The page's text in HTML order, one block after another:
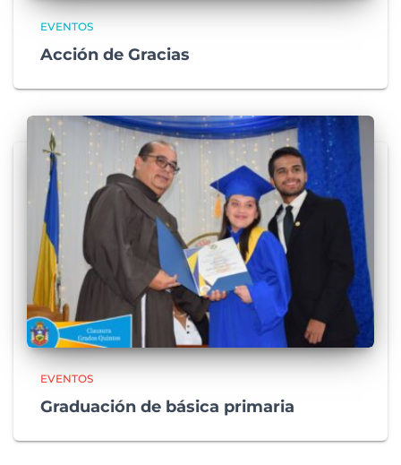
EVENTOS
Acción de Gracias
EVENTOS
Graduación de básica primaria